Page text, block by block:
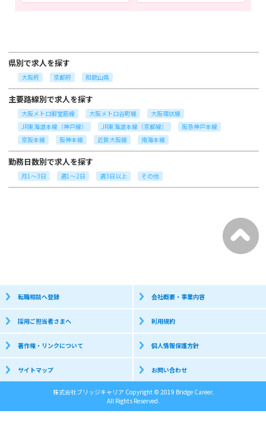
県別で求人を探す
大阪府 京都府 和歌山県
主要路線別で求人を探す
大阪メトロ御堂筋線 大阪メトロ谷町線
大阪環状線
JR東海道本線（神戸線）
JR東海道本線（京都線）
阪急神戸本線
京阪本線
阪神本線 近鉄大阪線 南海本線
勤務日数別で求人を探す
月1～3日 週1～2日 週3日以上 その他
転職相談へ登録 会社概要・事業内容
採用ご担当者さまへ 利用規約
著作権・リンクについて 個人情報保護方針
サイトマップ お問い合わせ
株式会社ブリッジキャリア Copyright © 2019 Bridge Career.
All Rights Reserved.